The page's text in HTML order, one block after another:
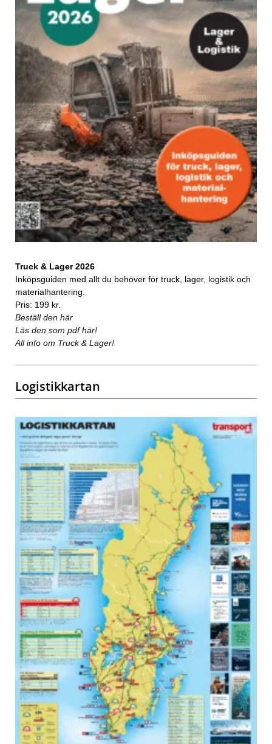
Truck & Lager 2026
Inköpsguiden med allt du behöver för truck, lager, logistik och
materialhantering.
Pris: 199 kr.
Beställ den här
Läs den som pdf här!
All info om Truck & Lager!
Logistikkartan